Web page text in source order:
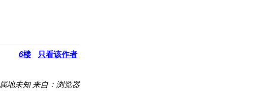
6楼 只看该作者
属地未知 来自：浏览器